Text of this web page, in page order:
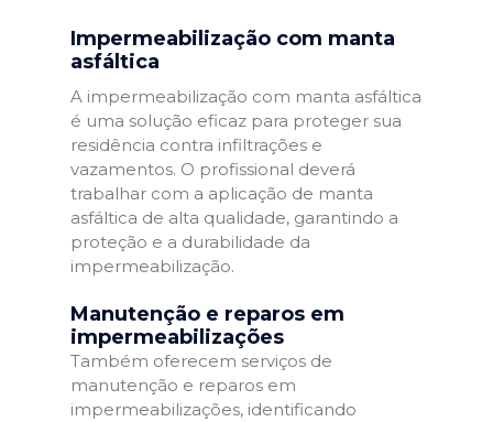
Impermeabilização com manta
asfáltica
A impermeabilização com manta asfáltica
é uma solução eficaz para proteger sua
residência contra infiltrações e
vazamentos. O profissional deverá
trabalhar com a aplicação de manta
asfáltica de alta qualidade, garantindo a
proteção e a durabilidade da
impermeabilização.
Manutenção e reparos em
impermeabilizações
Também oferecem serviços de
manutenção e reparos em
impermeabilizações, identificando